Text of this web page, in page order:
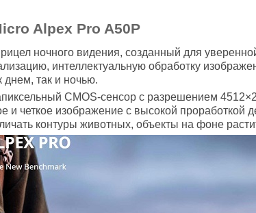
Alpex Pro A50P
ночного видения, созданный для
интеллектуальную обработку
днем, так и ночью.
CMOS-сенсор с разрешением
четкое изображение с высокой проработкой
контуры животных, объекты на фоне